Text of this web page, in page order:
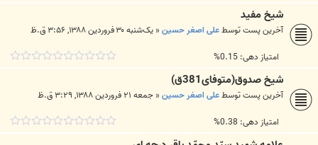
شیخ مفید
آخرین پست توسطعلی اصغر حسین« یک‌شنبه ۳۰ فروردین ۱۳۸۸, ۳:۵۶ ق.ظ
امتیاز دهی: 0.15%
شیخ صدوق(متوفای381ق)
آخرین پست توسطعلی اصغر حسین« جمعه ۲۱ فروردین ۱۳۸۸, ۳:۲۹ ق.ظ
امتیاز دهی: 0.38%